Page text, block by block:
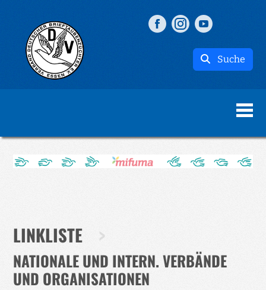
Suche
LINKLISTE
NATIONALE UND INTERN. VERBÄNDE
UND ORGANISATIONEN